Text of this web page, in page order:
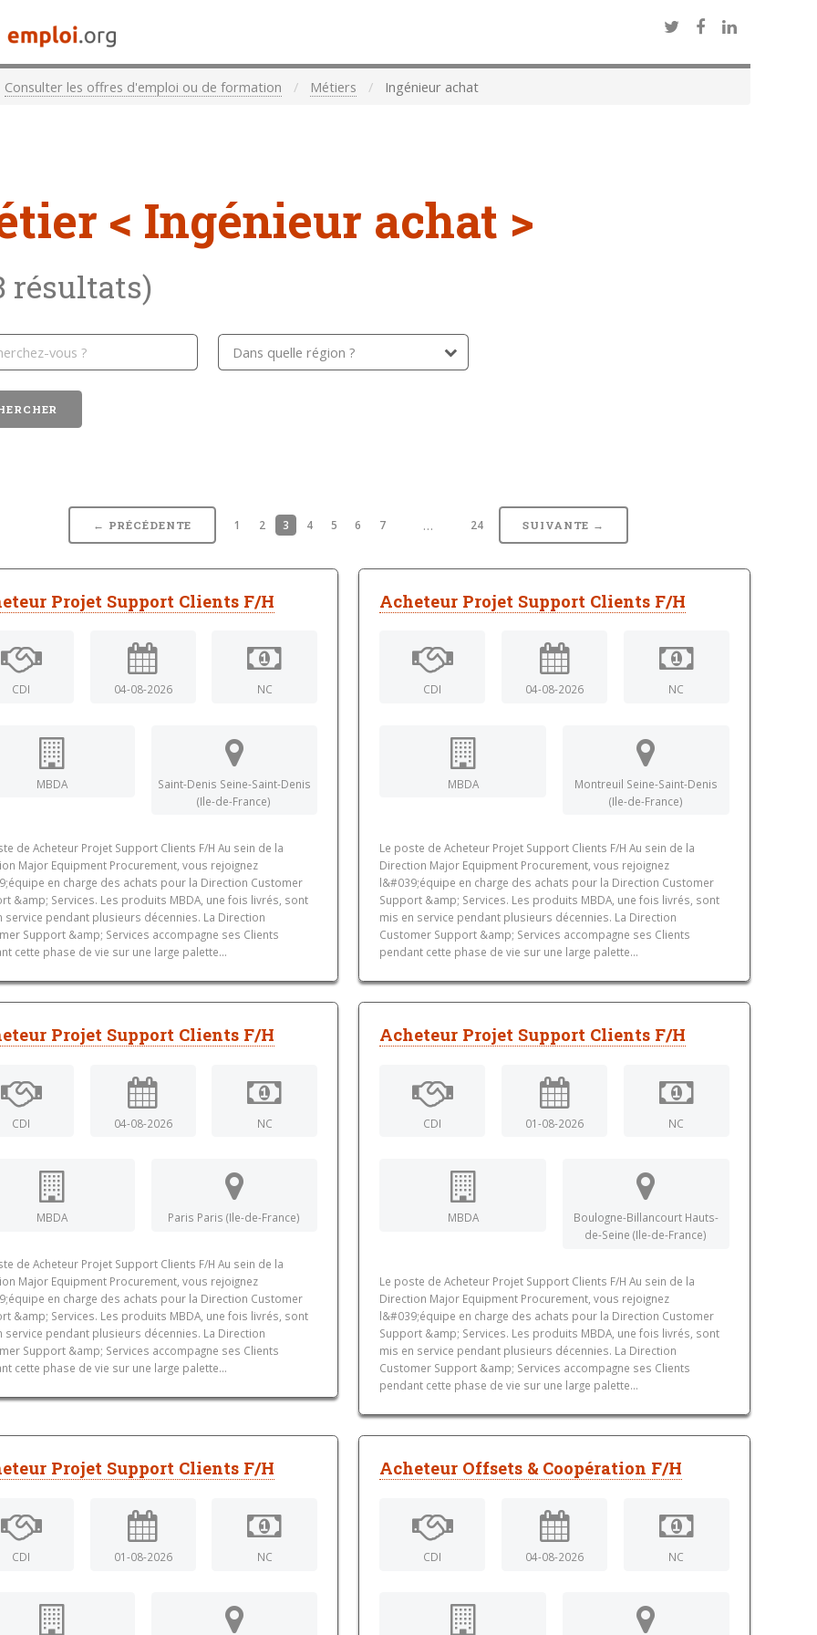
Consulter les offres d'emploi ou de formation Métiers Ingénieur achat
< Ingénieur achat >
résultats)
← PRÉCÉDENTE 1 2 3 4 5 6 7 … 24 SUIVANTE →
Projet Support Clients F/H
CDI 04-08-2026 NC
MBDA
Saint-Denis Seine-Saint-Denis
(Ile-de-France)
de Acheteur Projet Support Clients F/H Au sein de la
Major Equipment Procurement, vous rejoignez
en charge des achats pour la Direction Customer
&amp; Services. Les produits MBDA, une fois livrés, sont
service pendant plusieurs décennies. La Direction
Support &amp; Services accompagne ses Clients
cette phase de vie sur une large palette...
Acheteur Projet Support Clients F/H
CDI 04-08-2026 NC
MBDA
Montreuil Seine-Saint-Denis
(Ile-de-France)
Le poste de Acheteur Projet Support Clients F/H Au sein de la
Direction Major Equipment Procurement, vous rejoignez
l&#039;équipe en charge des achats pour la Direction Customer
Support &amp; Services. Les produits MBDA, une fois livrés, sont
mis en service pendant plusieurs décennies. La Direction
Customer Support &amp; Services accompagne ses Clients
pendant cette phase de vie sur une large palette...
Projet Support Clients F/H
CDI 04-08-2026 NC
MBDA Paris Paris (Ile-de-France)
de Acheteur Projet Support Clients F/H Au sein de la
Major Equipment Procurement, vous rejoignez
en charge des achats pour la Direction Customer
&amp; Services. Les produits MBDA, une fois livrés, sont
service pendant plusieurs décennies. La Direction
Support &amp; Services accompagne ses Clients
cette phase de vie sur une large palette...
Acheteur Projet Support Clients F/H
CDI 01-08-2026 NC
MBDA
Boulogne-Billancourt Hauts-
de-Seine (Ile-de-France)
Le poste de Acheteur Projet Support Clients F/H Au sein de la
Direction Major Equipment Procurement, vous rejoignez
l&#039;équipe en charge des achats pour la Direction Customer
Support &amp; Services. Les produits MBDA, une fois livrés, sont
mis en service pendant plusieurs décennies. La Direction
Customer Support &amp; Services accompagne ses Clients
pendant cette phase de vie sur une large palette...
Projet Support Clients F/H
CDI 01-08-2026 NC
Acheteur Offsets & Coopération F/H
CDI 04-08-2026 NC